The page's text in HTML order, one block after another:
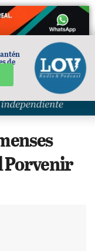
Porvenir
de